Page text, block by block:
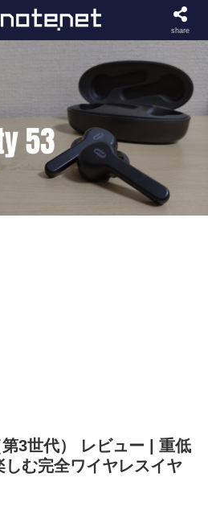
3世代） レビュー | 重低
む完全ワイヤレスイヤ
share